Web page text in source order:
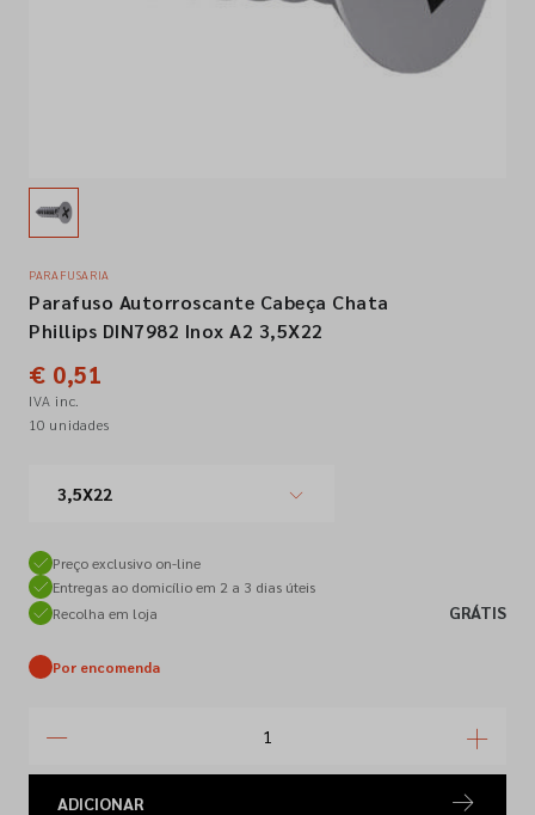
Contactos
Siga-nos nas redes sociais
PARAFUSARIA
Parafuso Autorroscante Cabeça Chata
Phillips DIN7982 Inox A2 3,5X22
€ 0,51
IVA inc.
10 unidades
3,5X22
Preço exclusivo on-line
Entregas ao domicílio em 2 a 3 dias úteis
Recolha em loja
GRÁTIS
Por encomenda
ADICIONAR